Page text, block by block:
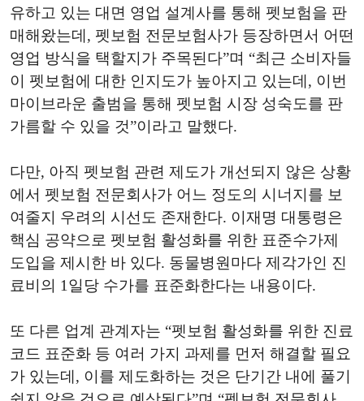
유하고 있는 대면 영업 설계사를 통해 펫보험을 판
매해왔는데, 펫보험 전문보험사가 등장하면서 어떤
영업 방식을 택할지가 주목된다”며 “최근 소비자들
이 펫보험에 대한 인지도가 높아지고 있는데, 이번
마이브라운 출범을 통해 펫보험 시장 성숙도를 판
가름할 수 있을 것”이라고 말했다.
다만, 아직 펫보험 관련 제도가 개선되지 않은 상황
에서 펫보험 전문회사가 어느 정도의 시너지를 보
여줄지 우려의 시선도 존재한다. 이재명 대통령은
핵심 공약으로 펫보험 활성화를 위한 표준수가제
도입을 제시한 바 있다. 동물병원마다 제각가인 진
료비의 1일당 수가를 표준화한다는 내용이다.
또 다른 업계 관계자는 “펫보험 활성화를 위한 진료
코드 표준화 등 여러 가지 과제를 먼저 해결할 필요
가 있는데, 이를 제도화하는 것은 단기간 내에 풀기